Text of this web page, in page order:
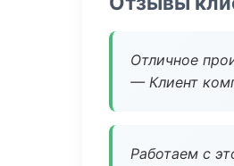
Отличное
— Клиент
Работаем с